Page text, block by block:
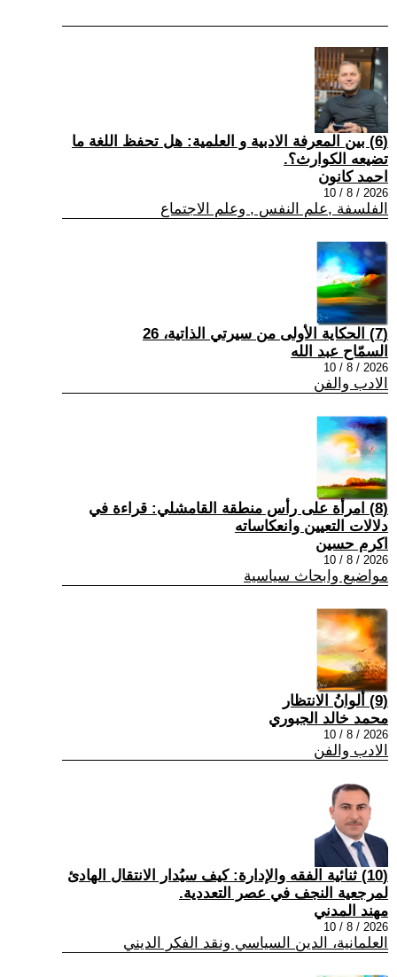
(6) بين المعرفة الادبية و العلمية: هل تحفظ اللغة ما
تضيعه الكوارث؟.
احمد كانون
2026 / 8 / 10
الفلسفة ,علم النفس , وعلم الاجتماع
(7) الحكاية الأولى من سيرتي الذاتية، 26
السمّاح عبد الله
2026 / 8 / 10
الادب والفن
(8) امرأة على رأس منطقة القامشلي: قراءة في
دلالات التعيين وانعكاساته
اكرم حسين
2026 / 8 / 10
مواضيع وابحاث سياسية
(9) ألوانُ الانتظار
محمد خالد الجبوري
2026 / 8 / 10
الادب والفن
(10) ثنائية الفقه والإدارة: كيف سيُدار الانتقال الهادئ
لمرجعية النجف في عصر التعددية.
مهند المدني
2026 / 8 / 10
العلمانية، الدين السياسي ونقد الفكر الديني